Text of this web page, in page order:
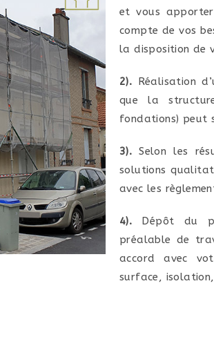
et vous
compte de vos
la disposition de
2). Réalisation
que la
fondations) peut
3). Selon les
solutions
avec les
4). Dépôt du
préalable de
accord avec
surface,